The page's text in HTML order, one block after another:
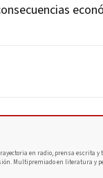
en radio, prensa escrita
Multipremiado en literatura y